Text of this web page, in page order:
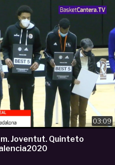
03:09
m. Joventut. Quinteto